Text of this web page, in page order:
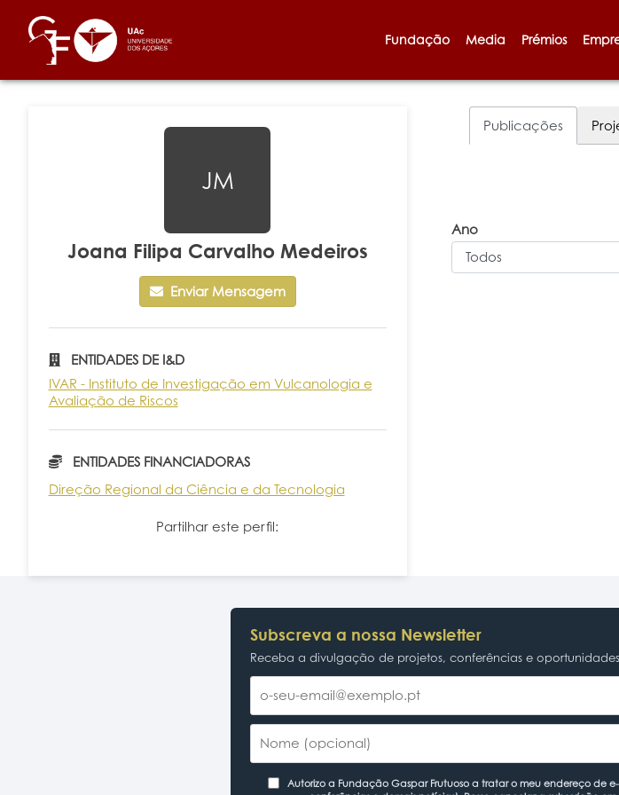
Fundação Media Prémios
JM
Joana Filipa Carvalho Medeiros
Enviar Mensagem
ENTIDADES DE I&D
IVAR - Instituto de Investigação em Vulcanologia e
Avaliação de Riscos
ENTIDADES FINANCIADORAS
Direção Regional da Ciência e da Tecnologia
Partilhar este perfil:
Publicações
Ano
Subscreva a nossa Newsletter
Receba a divulgação de projetos, conferências e
Autorizo a Fundação Gaspar Frutuoso a tratar o meu endereço de